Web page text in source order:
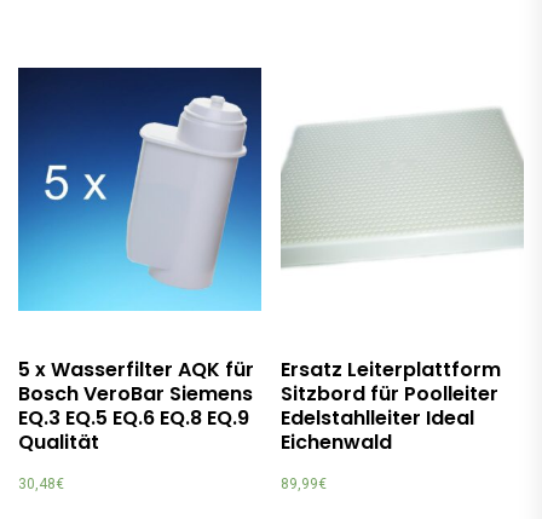
5 x Wasserfilter AQK für
Bosch VeroBar Siemens
EQ.3 EQ.5 EQ.6 EQ.8 EQ.9
Qualität
30,48€
Ersatz Leiterplattform
Sitzbord für Poolleiter
Edelstahlleiter Ideal
Eichenwald
89,99€